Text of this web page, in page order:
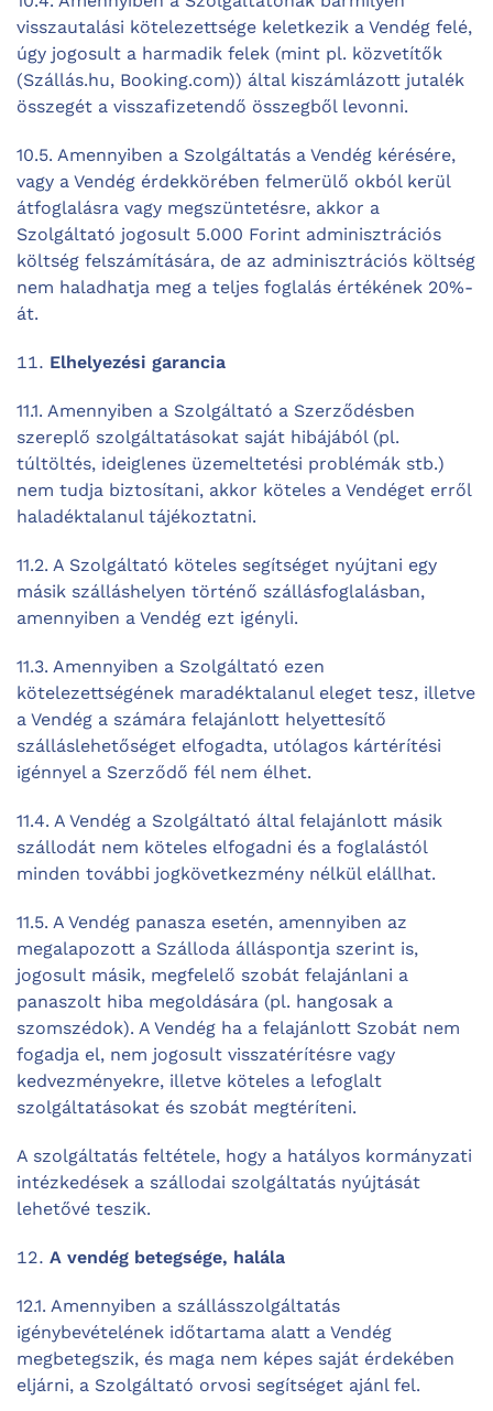
visszautalási kötelezettsége keletkezik a Vendég felé,
úgy jogosult a harmadik felek (mint pl. közvetítők
(Szállás.hu, Booking.com)) által kiszámlázott jutalék
összegét a visszafizetendő összegből levonni.
10.5. Amennyiben a Szolgáltatás a Vendég kérésére,
vagy a Vendég érdekkörében felmerülő okból kerül
átfoglalásra vagy megszüntetésre, akkor a
Szolgáltató jogosult 5.000 Forint adminisztrációs
költség felszámítására, de az adminisztrációs költség
nem haladhatja meg a teljes foglalás értékének 20%-
át.
Elhelyezési garancia
11.1. Amennyiben a Szolgáltató a Szerződésben
szereplő szolgáltatásokat saját hibájából (pl.
túltöltés, ideiglenes üzemeltetési problémák stb.)
nem tudja biztosítani, akkor köteles a Vendéget erről
haladéktalanul tájékoztatni.
11.2. A Szolgáltató köteles segítséget nyújtani egy
másik szálláshelyen történő szállásfoglalásban,
amennyiben a Vendég ezt igényli.
11.3. Amennyiben a Szolgáltató ezen
kötelezettségének maradéktalanul eleget tesz, illetve
a Vendég a számára felajánlott helyettesítő
szálláslehetőséget elfogadta, utólagos kártérítési
igénnyel a Szerződő fél nem élhet.
11.4. A Vendég a Szolgáltató által felajánlott másik
szállodát nem köteles elfogadni és a foglalástól
minden további jogkövetkezmény nélkül elállhat.
11.5. A Vendég panasza esetén, amennyiben az
megalapozott a Szálloda álláspontja szerint is,
jogosult másik, megfelelő szobát felajánlani a
panaszolt hiba megoldására (pl. hangosak a
szomszédok). A Vendég ha a felajánlott Szobát nem
fogadja el, nem jogosult visszatérítésre vagy
kedvezményekre, illetve köteles a lefoglalt
szolgáltatásokat és szobát megtéríteni.
A szolgáltatás feltétele, hogy a hatályos kormányzati
intézkedések a szállodai szolgáltatás nyújtását
lehetővé teszik.
A vendég betegsége, halála
12.1. Amennyiben a szállásszolgáltatás
igénybevételének időtartama alatt a Vendég
megbetegszik, és maga nem képes saját érdekében
eljárni, a Szolgáltató orvosi segítséget ajánl fel.